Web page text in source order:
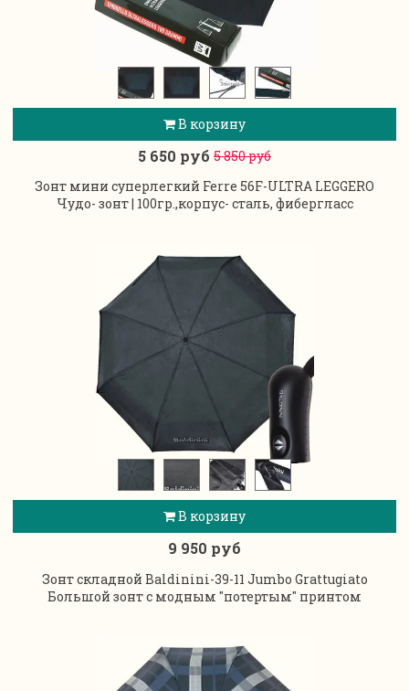
В корзину
5 650 руб 5 850 руб
Зонт мини суперлегкий Ferre 56F-ULTRA LEGGERO
Чудо- зонт | 100гр.,корпус- сталь, фибергласс
В корзину
9 950 руб
Зонт складной Baldinini-39-11 Jumbo Grattugiato
Большой зонт с модным "потертым" принтом